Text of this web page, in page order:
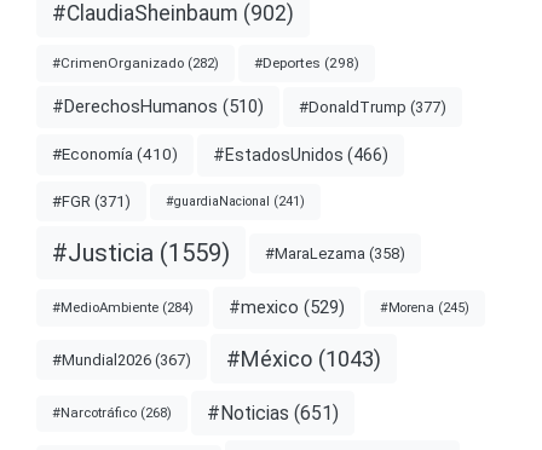
#ClaudiaSheinbaum (902)
#CrimenOrganizado (282) #Deportes (298)
#DerechosHumanos (510) #DonaldTrump (377)
#Economía (410) #EstadosUnidos (466)
#FGR (371) #guardiaNacional (241)
#Justicia (1559) #MaraLezama (358)
#MedioAmbiente (284) #mexico (529) #Morena (245)
#Mundial2026 (367) #México (1043)
#Narcotráfico (268) #Noticias (651)